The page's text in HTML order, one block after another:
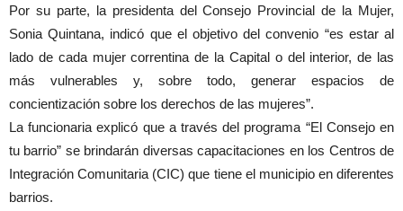
Por su parte, la presidenta del Consejo Provincial de la Mujer,
Sonia Quintana, indicó que el objetivo del convenio “es estar al
lado de cada mujer correntina de la Capital o del interior, de las
más vulnerables y, sobre todo, generar espacios de
concientización sobre los derechos de las mujeres”.
La funcionaria explicó que a través del programa “El Consejo en
tu barrio” se brindarán diversas capacitaciones en los Centros de
Integración Comunitaria (CIC) que tiene el municipio en diferentes
barrios.